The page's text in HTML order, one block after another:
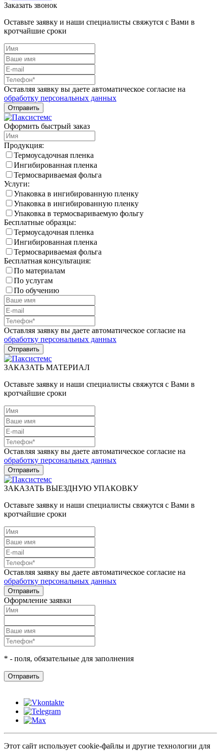
Заказать звонок
Оставьте заявку и наши специалисты свяжутся с Вами в
кротчайшие сроки
Оставляя заявку вы даете автоматическое согласие на
обработку персональных данных
Оформить быстрый заказ
Продукция:
Термоусадочная пленка
Ингибированная пленка
Термосвариваемая фольга
Услуги:
Упаковка в ингибированную пленку
Упаковка в ингибированную пленку
Упаковка в термосвариваемую фольгу
Бесплатные образцы:
Термоусадочная пленка
Ингибированная пленка
Термосвариваемая фольга
Бесплатная консультация:
По материалам
По услугам
По обучению
Оставляя заявку вы даете автоматическое согласие на
обработку персональных данных
ЗАКАЗАТЬ МАТЕРИАЛ
Оставьте заявку и наши специалисты свяжутся с Вами в
кротчайшие сроки
Оставляя заявку вы даете автоматическое согласие на
обработку персональных данных
ЗАКАЗАТЬ ВЫЕЗДНУЮ УПАКОВКУ
Оставьте заявку и наши специалисты свяжутся с Вами в
кротчайшие сроки
Оставляя заявку вы даете автоматическое согласие на
обработку персональных данных
Оформление заявки
* - поля, обязательные для заполнения
Этот сайт использует cookie-файлы и другие технологии для